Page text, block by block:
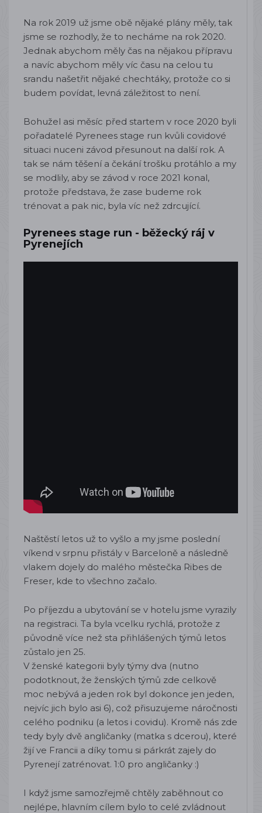
Na rok 2019 už jsme obě nějaké plány měly, tak
jsme se rozhodly, že to necháme na rok 2020.
Jednak abychom měly čas na nějakou přípravu
a navíc abychom měly víc času na celou tu
srandu našetřit nějaké chechtáky, protože co si
budem povídat, levná záležitost to není.
Bohužel asi měsíc před startem v roce 2020 byli
pořadatelé Pyrenees stage run kvůli covidové
situaci nuceni závod přesunout na další rok. A
tak se nám těšení a čekání trošku protáhlo a my
se modlily, aby se závod v roce 2021 konal,
protože představa, že zase budeme rok
trénovat a pak nic, byla víc než zdrcující.
Pyrenees stage run - běžecký ráj v
Pyrenejích
Naštěstí letos už to vyšlo a my jsme poslední
víkend v srpnu přistály v Barceloně a následně
vlakem dojely do malého městečka Ribes de
Freser, kde to všechno začalo.
Po příjezdu a ubytování se v hotelu jsme vyrazily
na registraci. Ta byla vcelku rychlá, protože z
původně více než sta přihlášených týmů letos
zůstalo jen 25.
V ženské kategorii byly týmy dva (nutno
podotknout, že ženských týmů zde celkově
moc nebývá a jeden rok byl dokonce jen jeden,
nejvíc jich bylo asi 6), což přisuzujeme náročnosti
celého podniku (a letos i covidu). Kromě nás zde
tedy byly dvě angličanky (matka s dcerou), které
žijí ve Francii a díky tomu si párkrát zajely do
Pyrenejí zatrénovat. 1:0 pro angličanky :)
I když jsme samozřejmě chtěly zaběhnout co
nejlépe, hlavním cílem bylo to celé zvládnout